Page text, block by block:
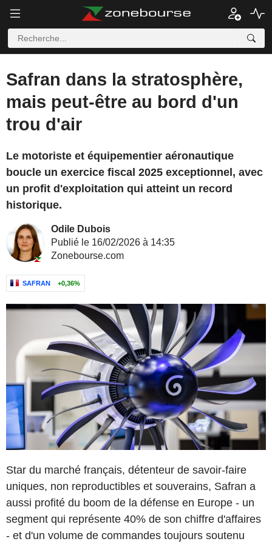
Safran dans la stratosphère,
mais peut-être au bord d'un
trou d'air
Le motoriste et équipementier aéronautique
boucle un exercice fiscal 2025 exceptionnel, avec
un profit d'exploitation qui atteint un record
historique.
Odile Dubois
Publié le 16/02/2026 à 14:35
Zonebourse.com
SAFRAN +0,36%
Star du marché français, détenteur de savoir-faire
uniques, non reproductibles et souverains, Safran a
aussi profité du boom de la défense en Europe - un
segment qui représente 40% de son chiffre d'affaires
- et d'un volume de commandes toujours soutenu